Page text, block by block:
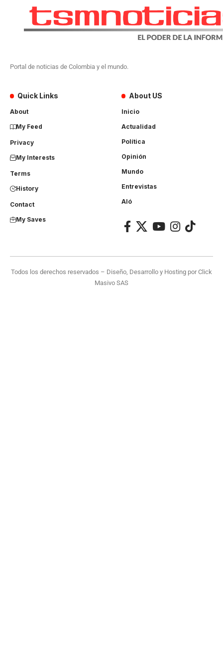
Portal de noticias de Colombia y el mundo.
Quick Links
About
My Feed
Privacy
My Interests
Terms
History
Contact
My Saves
About US
Inicio
Actualidad
Política
Opinión
Mundo
Entrevistas
Aló
Todos los derechos reservados – Diseño, Desarrollo y Hosting porClick
Masivo SAS